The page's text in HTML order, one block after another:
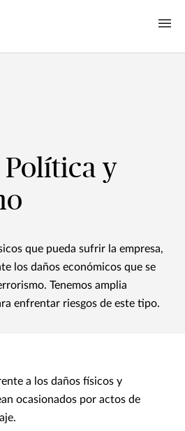
y
que pueda sufrir la empresa,
los daños económicos que se
Tenemos amplia
enfrentar riesgos de este tipo.
a los daños físicos y
ocasionados por actos de